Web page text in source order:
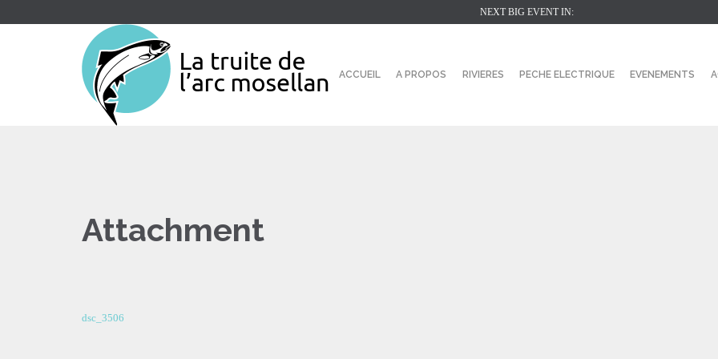
NEXT BIG EVENT IN:
ACCUEIL A PROPOS RIVIERES PECHE ELECTRIQUE EVENEMENTS
Attachment
dsc_3506